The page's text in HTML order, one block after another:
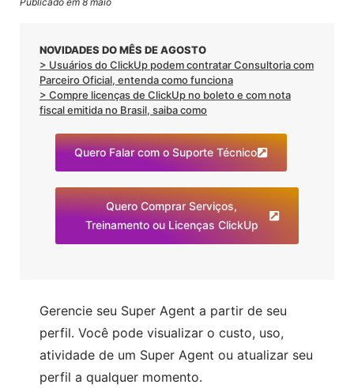
NOVIDADES DO MÊS DE AGOSTO
> Usuários do ClickUp podem contratar Consultoria com
Parceiro Oficial, entenda como funciona
> Compre licenças de ClickUp no boleto e com nota
fiscal emitida no Brasil, saiba como
Quero Falar com o Suporte Técnico
Quero Comprar Serviços,
Treinamento ou Licenças ClickUp
Gerencie seu Super Agent a partir de seu
perfil. Você pode visualizar o custo, uso,
atividade de um Super Agent ou atualizar seu
perfil a qualquer momento.